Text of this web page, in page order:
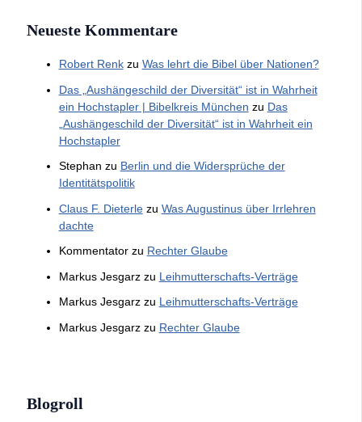
Neueste Kommentare
Robert Renkzu Was lehrt die Bibel über Nationen?
Das „Aushängeschild der Diversität“ ist in Wahrheit
ein Hochstapler | Bibelkreis München zu Das
„Aushängeschild der Diversität“ ist in Wahrheit ein
Hochstapler
Stephan zu Berlin und die Widersprüche der
Identitätspolitik
Claus F. Dieterlezu Was Augustinus über Irrlehren
dachte
Kommentatorzu Rechter Glaube
Markus Jesgarzzu Leihmutterschafts-Verträge
Markus Jesgarzzu Leihmutterschafts-Verträge
Markus Jesgarzzu Rechter Glaube
Blogroll